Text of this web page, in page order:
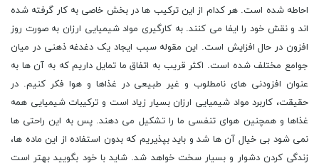
احاطه شده است. هر کدام از این ترکیب ها در بخش خاصی به کار گرفته شده
اند و نقش خود را ایفا می کنند. به کارگیری مواد شیمیایی ارزان به صورت روز
افزون در حال افزایش است. این مقوله سبب ایجاد یک دغدغه ذهنی در میان
جوامع مختلف شده است. اکثر قریب به اتفاق ما تمایل داریم که به آن ها به
عنوان افزودنی های نامطلوب و غیر طبیعی در غذاها و هوا فکر کنیم. در
حقیقت، کاربرد مواد شیمیایی ارزان بسیار زیاد است و ترکیبات شیمیایی همه
غذاها و همچنین هوای تنفسی ما را تشکیل می دهند. پس به این راحتی ها
نمی شود بی خیال آن ها شد و باید بپذیریم که بدون استفاده از این ماده ها،
زندگی کردن دشوار و بسیار سخت خواهد شد. شاید با خود بگویید بهتر است